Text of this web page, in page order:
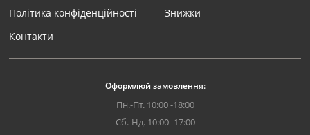
Політика конфіденційності
Контакти
Знижки
Оформлюй замовлення:
Пн.-Пт. 10:00 -18:00
Сб.-Нд. 10:00 -17:00